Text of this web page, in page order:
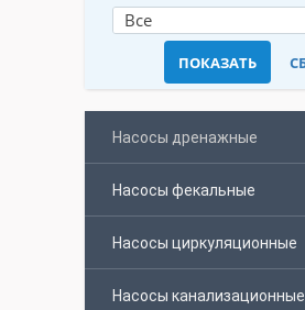
Все
Насосы дренажные
Насосы фекальные
Насосы циркуляционные
Насосы канализационные